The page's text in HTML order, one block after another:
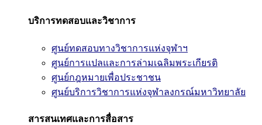
บริการทดสอบและวิชาการ
ศูนย์ทดสอบทางวิชาการแห่งจุฬาฯ
ศูนย์การแปลและการล่ามเฉลิมพระเกียรติ
ศูนย์กฎหมายเพื่อประชาชน
ศูนย์บริการวิชาการแห่งจุฬาลงกรณ์มหาวิทยาลัย
สารสนเทศและการสื่อสาร